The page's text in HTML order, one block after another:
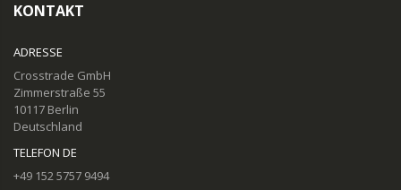
KONTAKT
ADRESSE
Crosstrade GmbH
Zimmerstraße 55
10117 Berlin
Deutschland
TELEFON DE
+49 152 5757 9494